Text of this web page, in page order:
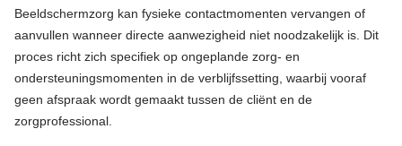
Beeldschermzorg kan fysieke contactmomenten vervangen of
aanvullen wanneer directe aanwezigheid niet noodzakelijk is. Dit
proces richt zich specifiek op ongeplande zorg- en
ondersteuningsmomenten in de verblijfssetting, waarbij vooraf
geen afspraak wordt gemaakt tussen de cliënt en de
zorgprofessional.